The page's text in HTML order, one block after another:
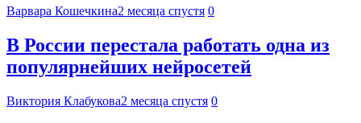
Варвара Кошечкина2 месяца спустя 0
В России перестала работать одна из
популярнейших нейросетей
Виктория Клабукова2 месяца спустя 0